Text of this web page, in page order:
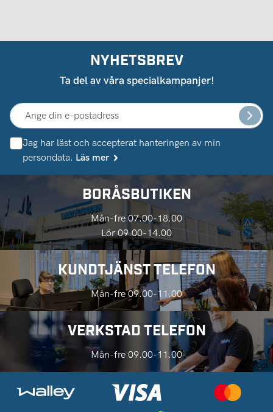
NYHETSBREV
Ta del av våra specialkampanjer!
Jag har läst och accepterat hanteringen av min
persondata. Läs mer
BORÅSBUTIKEN
Mån-fre 07.00-18.00
Lör 09.00-14.00
KUNDTJÄNST TELEFON
Mån-fre 09.00-11.00
VERKSTAD TELEFON
Mån-fre 09.00-11.00